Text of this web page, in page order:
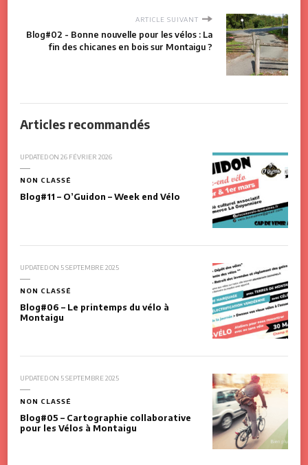
ARTICLE SUIVANT
Blog#02 - Bonne nouvelle pour les vélos : La
fin des chicanes en bois sur Montaigu ?
Articles recommandés
UPDATED ON 26 FÉVRIER 2026
NON CLASSÉ
Blog#11 – O’Guidon – Week end Vélo
UPDATED ON 5 SEPTEMBRE 2025
NON CLASSÉ
Blog#06 – Le printemps du vélo à
Montaigu
UPDATED ON 5 SEPTEMBRE 2025
NON CLASSÉ
Blog#05 – Cartographie collaborative
pour les Vélos à Montaigu